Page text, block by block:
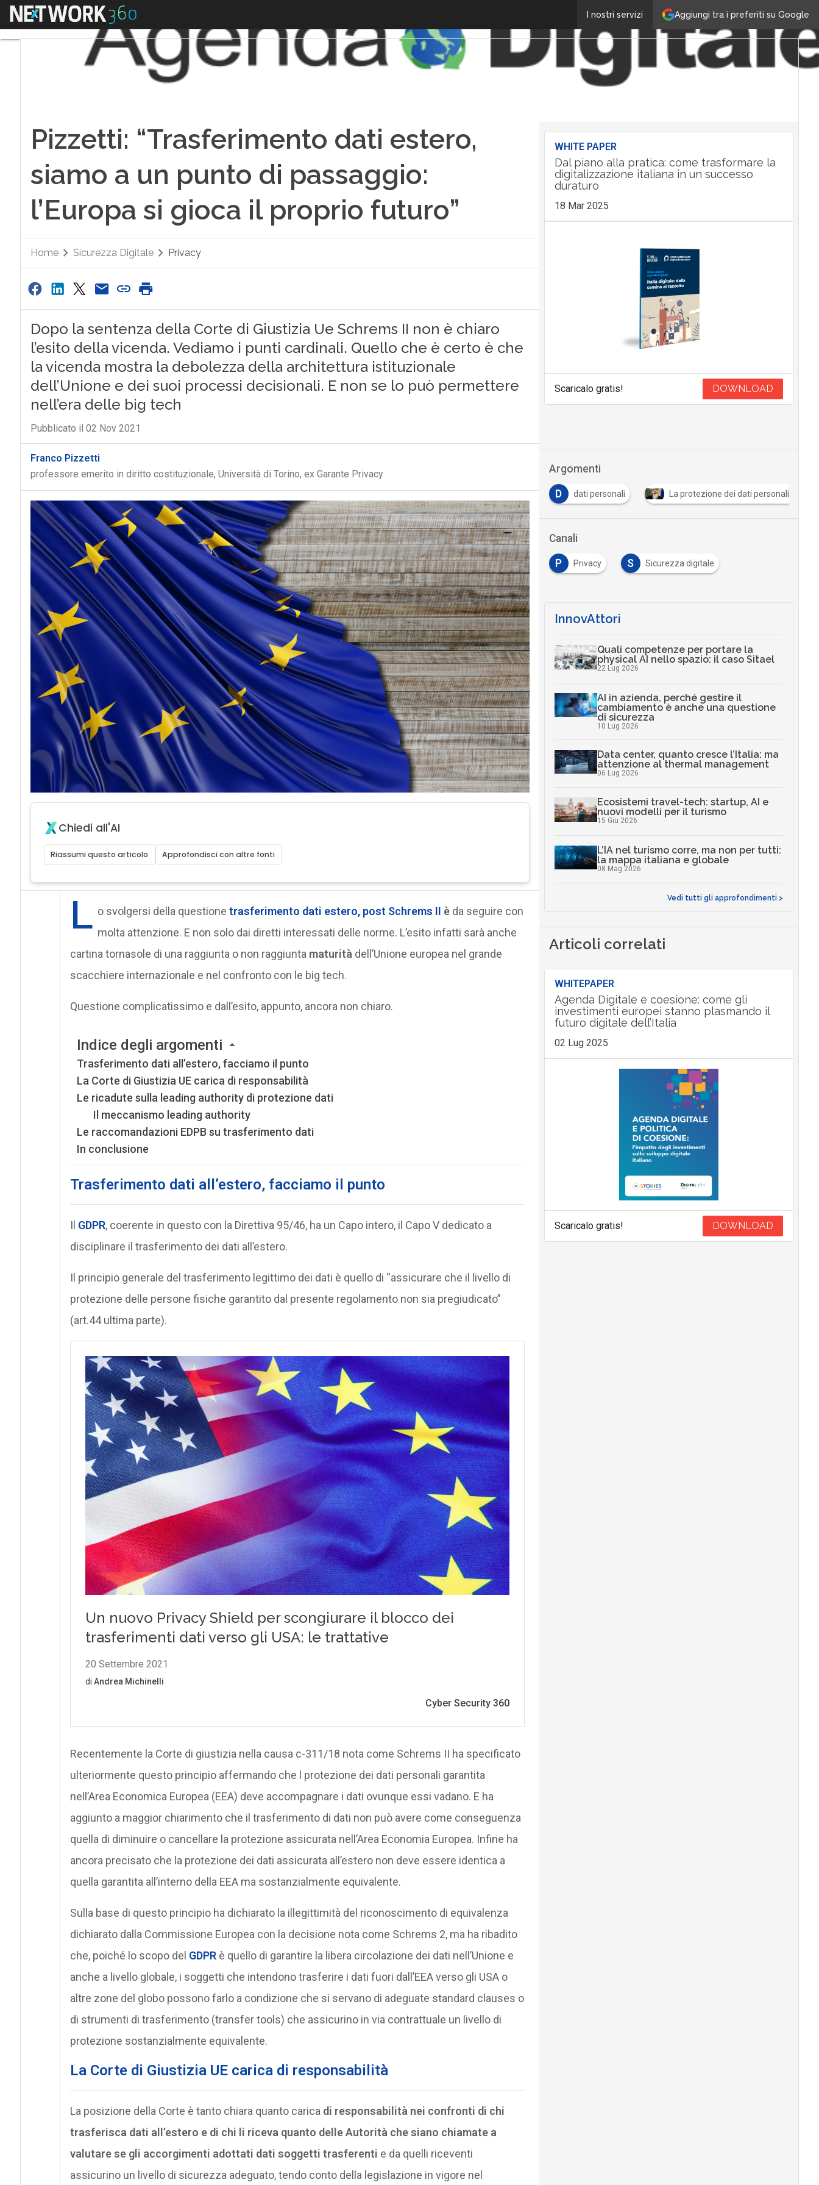
Aggiungi tra i preferiti su Google
I nostri servizi
Menu
Pizzetti: “Trasferimento dati estero,
siamo a un punto di passaggio:
l’Europa si gioca il proprio futuro”
Home Sicurezza Digitale Privacy
Dopo la sentenza della Corte di Giustizia Ue Schrems II non è chiaro
l’esito della vicenda. Vediamo i punti cardinali. Quello che è certo è che
la vicenda mostra la debolezza della architettura istituzionale
dell’Unione e dei suoi processi decisionali. E non se lo può permettere
nell’era delle big tech
Pubblicato il 02 Nov 2021
Franco Pizzetti
professore emerito in diritto costituzionale, Università di Torino, ex Garante Privacy
Chiedi all'AI
Riassumi questo articolo Approfondisci con altre fonti
L o svolgersi della questione trasferimento dati estero, post Schrems II èda seguire con
molta attenzione. E non solo dai diretti interessati delle norme. L’esito infatti sarà anche
cartina tornasole di una raggiunta o non raggiunta maturità dell’Unione europea nel grande
scacchiere internazionale e nel confronto con le big tech.
Questione complicatissimo e dall’esito, appunto, ancora non chiaro.
Indice degli argomenti
Trasferimento dati all’estero, facciamo il punto
La Corte di Giustizia UE carica di responsabilità
Le ricadute sulla leading authority di protezione dati
Il meccanismo leading authority
Le raccomandazioni EDPB su trasferimento dati
In conclusione
Trasferimento dati all’estero, facciamo il punto
Il GDPR, coerente in questo con la Direttiva 95/46, ha un Capo intero, il Capo V dedicato a
disciplinare il trasferimento dei dati all’estero.
Il principio generale del trasferimento legittimo dei dati è quello di “assicurare che il livello di
protezione delle persone fisiche garantito dal presente regolamento non sia pregiudicato”
(art.44 ultima parte).
Recentemente la Corte di giustizia nella causa c-311/18 nota come Schrems II ha specificato
ulteriormente questo principio affermando che l protezione dei dati personali garantita
nell’Area Economica Europea (EEA) deve accompagnare i dati ovunque essi vadano. E ha
aggiunto a maggior chiarimento che il trasferimento di dati non può avere come conseguenza
quella di diminuire o cancellare la protezione assicurata nell’Area Economia Europea. Infine ha
ancora precisato che la protezione dei dati assicurata all’estero non deve essere identica a
quella garantita all’interno della EEA ma sostanzialmente equivalente.
Sulla base di questo principio ha dichiarato la illegittimità del riconoscimento di equivalenza
dichiarato dalla Commissione Europea con la decisione nota come Schrems 2, ma ha ribadito
che, poiché lo scopo del GDPRè quello di garantire la libera circolazione dei dati nell’Unione e
anche a livello globale, i soggetti che intendono trasferire i dati fuori dall’EEA verso gli USA o
altre zone del globo possono farlo a condizione che si servano di adeguate standard clauses o
di strumenti di trasferimento (transfer tools) che assicurino in via contrattuale un livello di
protezione sostanzialmente equivalente.
La Corte di Giustizia UE carica di responsabilità
La posizione della Corte è tanto chiara quanto carica di responsabilità nei confronti di chi
trasferisca dati all’estero e di chi li riceva quanto delle Autorità che siano chiamate a
valutare se gli accorgimenti adottati dati soggetti trasferenti e da quelli riceventi
assicurino un livello di sicurezza adeguato, tendo conto della legislazione in vigore nel
WHITE PAPER
Dal piano alla pratica: come trasformare la
digitalizzazione italiana in un successo
duraturo
18 Mar 2025
Scaricalo gratis! DOWNLOAD
Argomenti
cloud D dati personali La protezione dei dati personali in
Canali
P Privacy S Sicurezza digitale
InnovAttori
Quali competenze per portare la
physical AI nello spazio: il caso Sitael
22 Lug 2026
AI in azienda, perché gestire il
cambiamento è anche una questione
di sicurezza
10 Lug 2026
Data center, quanto cresce l’Italia: ma
attenzione al thermal management
06 Lug 2026
Ecosistemi travel-tech: startup, AI e
nuovi modelli per il turismo
15 Giu 2026
L’IA nel turismo corre, ma non per tutti:
la mappa italiana e globale
08 Mag 2026
Vedi tutti gli approfondimenti >
Articoli correlati
WHITEPAPER
Agenda Digitale e coesione: come gli
investimenti europei stanno plasmando il
futuro digitale dell’Italia
02 Lug 2025
Scaricalo gratis! DOWNLOAD